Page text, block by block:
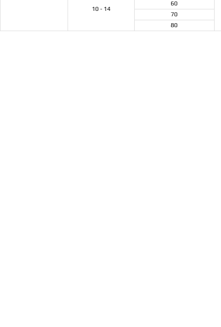
10 - 14
60
70
80